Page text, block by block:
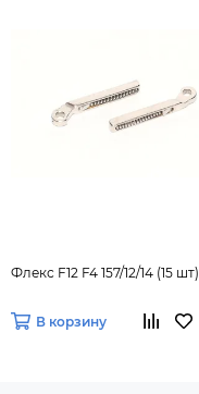
Флекс F12 F4 157/12/14 (15 шт)
В корзину